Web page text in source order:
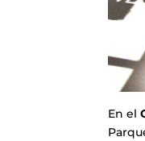
En el